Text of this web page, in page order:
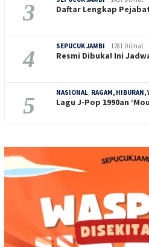
3 Daftar Lengkap
4 SEPUCUK JAMBI 1281 Dilihat
Resmi Dibuka! Ini
5 NASIONAL RAGAM, HIBURAN,
Lagu J-Pop 1990an